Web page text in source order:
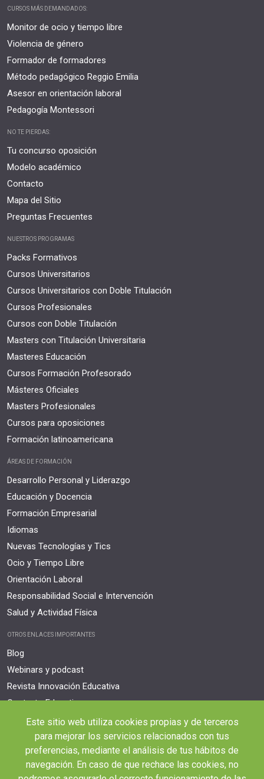
CURSOS MÁS DEMANDADOS:
Monitor de ocio y tiempo libre
Violencia de género
Formador de formadores
Método pedagógico Reggio Emilia
Asesor en orientación laboral
Pedagogía Montessori
NO TE PIERDAS:
Tu concurso oposición
Modelo académico
Contacto
Mapa del Sitio
Preguntas Frecuentes
NUESTROS PROGRAMAS
Packs Formativos
Cursos Universitarios
Cursos Universitarios con Doble Titulación
Cursos Profesionales
Cursos con Doble Titulación
Masters con Titulación Universitaria
Masteres Educación
Cursos Formación Profesorado
Másteres Oficiales
Masters Profesionales
Cursos para oposiciones
Formación latinoamericana
ÁREAS DE FORMACIÓN
Desarrollo Personal y Liderazgo
Educación y Docencia
Formación Empresarial
Idiomas
Nuevas Tecnologías y Tics
Ocio y Tiempo Libre
Orientación Laboral
Responsabilidad Social e Intervención
Salud y Actividad Física
OTROS ENLACES IMPORTANTES
Blog
Webinars y podcast
Revista Innovación Educativa
Contexto Educativo
Desistir contrato aquí
Tienes 14 días desde tu matriculación para cancelar sin coste y recibir el
reembolso completo.
Este sitio web utiliza cookies propias y de terceros
para mejorar los servicios relacionados con tus
preferencias, mediante el análisis de tus hábitos de
navegación. En caso de que rechace las cookies, no